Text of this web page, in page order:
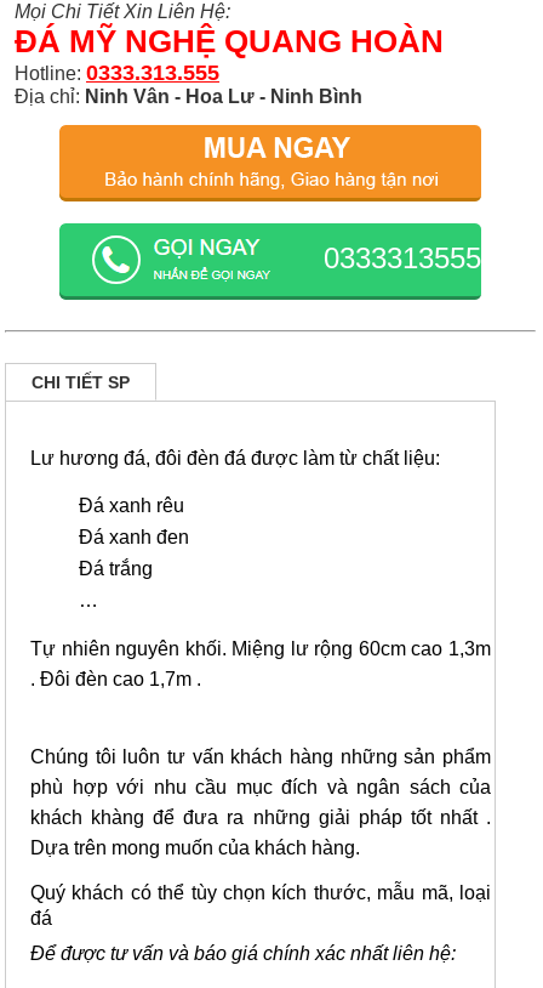
Mọi Chi Tiết Xin Liên Hệ:
ĐÁ MỸ NGHỆ QUANG HOÀN
Hotline: 0333.313.555
Địa chỉ: Ninh Vân - Hoa Lư - Ninh Bình
0333313555
CHI TIẾT SP
Lư hương đá, đôi đèn đá được làm từ chất liệu:
Đá xanh rêu
Đá xanh đen
Đá trắng
…
Tự nhiên nguyên khối. Miệng lư rộng 60cm cao 1,3m
. Đôi đèn cao 1,7m .
Chúng tôi luôn tư vấn khách hàng những sản phẩm
phù hợp với nhu cầu mục đích và ngân sách của
khách khàng để đưa ra những giải pháp tốt nhất .
Dựa trên mong muốn của khách hàng.
Quý khách có thể tùy chọn kích thước, mẫu mã, loại
đá
Để được tư vấn và báo giá chính xác nhất liên hệ: